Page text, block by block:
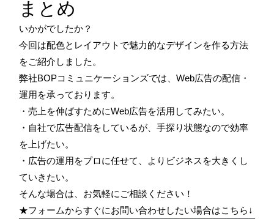
まとめ
いかがでしたか？
今回は配色とレイアウトで魅力的なデザインを作る方法
をご紹介しました。
弊社BOPコミュニケーションズでは、Web広告の配信・
運用を承っております。
・売上を伸ばすためにWeb広告を活用してみたい。
・自社で広告配信をしているが、手探り状態なので効率
を上げたい。
・広告の運用をプロに任せて、よりビジネスを大きくし
ていきたい。
そんな場合は、お気軽にご相談ください！
★フォームからすぐにお問い合わせしたい場合はこちら↓